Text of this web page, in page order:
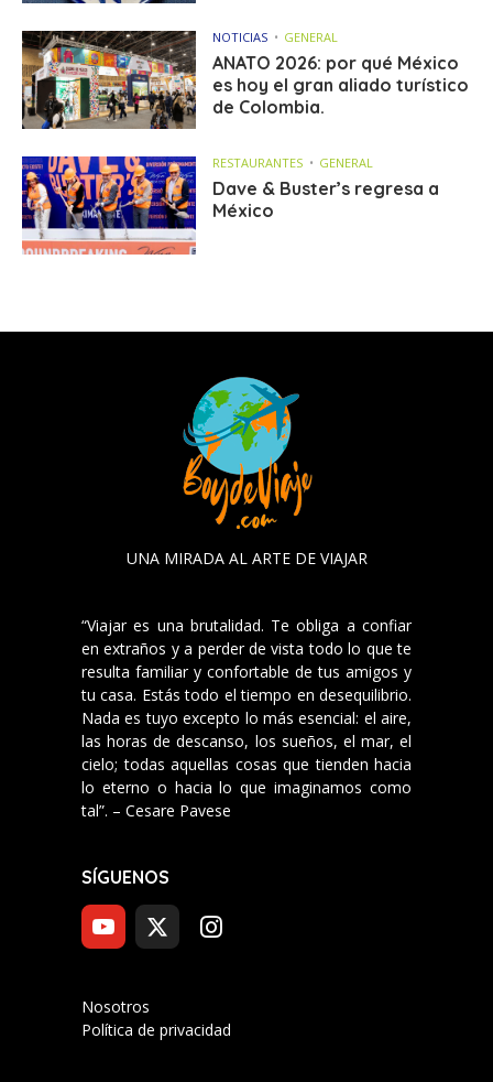
NOTICIAS GENERAL
ANATO 2026: por qué México
es hoy el gran aliado turístico
de Colombia.
RESTAURANTES GENERAL
Dave & Buster’s regresa a
México
UNA MIRADA AL ARTE DE VIAJAR
“Viajar es una brutalidad. Te obliga a confiar
en extraños y a perder de vista todo lo que te
resulta familiar y confortable de tus amigos y
tu casa. Estás todo el tiempo en desequilibrio.
Nada es tuyo excepto lo más esencial: el aire,
las horas de descanso, los sueños, el mar, el
cielo; todas aquellas cosas que tienden hacia
lo eterno o hacia lo que imaginamos como
tal”. – Cesare Pavese
SÍGUENOS
Nosotros
Política de privacidad